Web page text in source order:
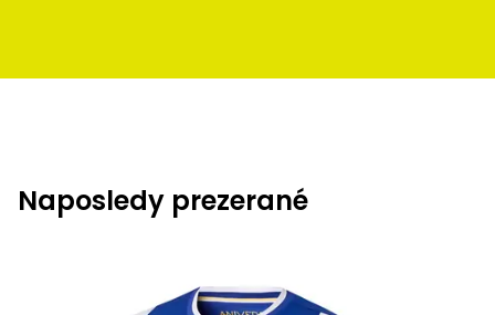
Naposledy prezerané